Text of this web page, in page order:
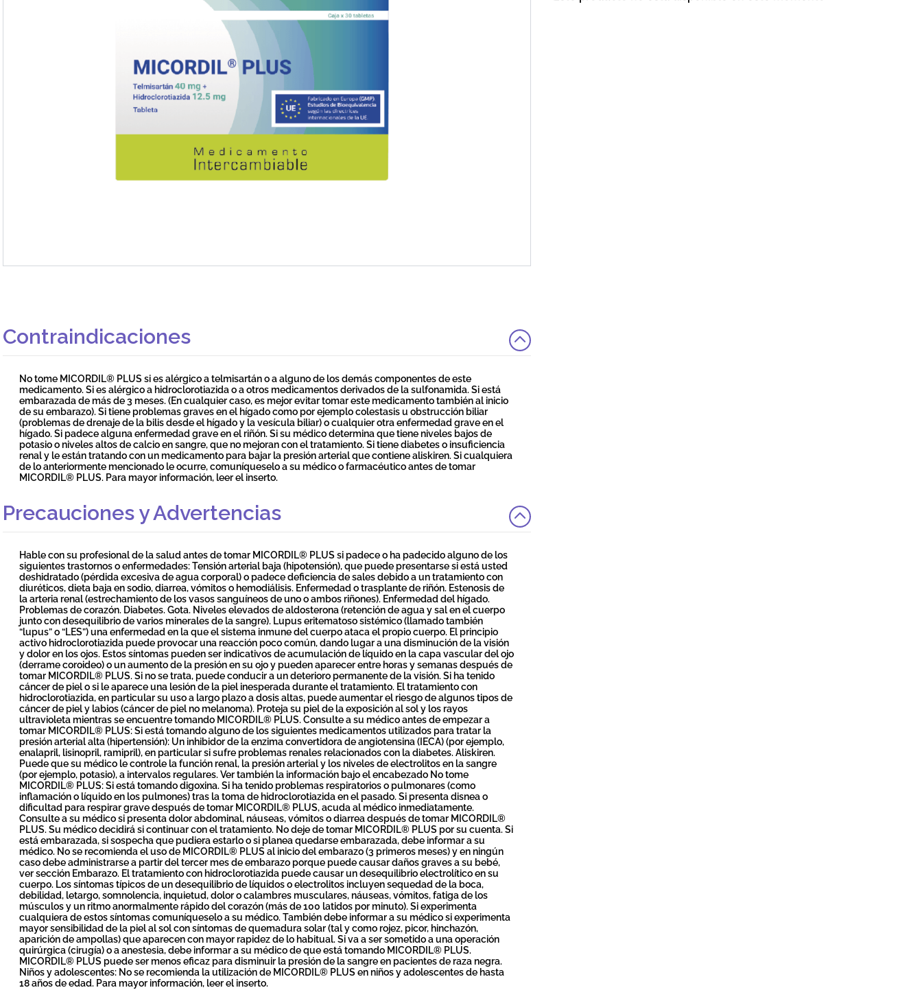
Contraindicaciones
No tome MICORDIL® PLUS si es alérgico a telmisartán o a alguno de los demás componentes de este
medicamento. Si es alérgico a hidroclorotiazida o a otros medicamentos derivados de la sulfonamida. Si está
embarazada de más de 3 meses. (En cualquier caso, es mejor evitar tomar este medicamento también al inicio
de su embarazo). Si tiene problemas graves en el hígado como por ejemplo colestasis u obstrucción biliar
(problemas de drenaje de la bilis desde el hígado y la vesícula biliar) o cualquier otra enfermedad grave en el
hígado. Si padece alguna enfermedad grave en el riñón. Si su médico determina que tiene niveles bajos de
potasio o niveles altos de calcio en sangre, que no mejoran con el tratamiento. Si tiene diabetes o insuficiencia
renal y le están tratando con un medicamento para bajar la presión arterial que contiene aliskiren. Si cualquiera
de lo anteriormente mencionado le ocurre, comuníqueselo a su médico o farmacéutico antes de tomar
MICORDIL® PLUS. Para mayor información, leer el inserto.
Precauciones y Advertencias
Hable con su profesional de la salud antes de tomar MICORDIL® PLUS si padece o ha padecido alguno de los
siguientes trastornos o enfermedades: Tensión arterial baja (hipotensión), que puede presentarse si está usted
deshidratado (pérdida excesiva de agua corporal) o padece deficiencia de sales debido a un tratamiento con
diuréticos, dieta baja en sodio, diarrea, vómitos o hemodiálisis. Enfermedad o trasplante de riñón. Estenosis de
la arteria renal (estrechamiento de los vasos sanguíneos de uno o ambos riñones). Enfermedad del hígado.
Problemas de corazón. Diabetes. Gota. Niveles elevados de aldosterona (retención de agua y sal en el cuerpo
junto con desequilibrio de varios minerales de la sangre). Lupus eritematoso sistémico (llamado también
“lupus” o “LES”) una enfermedad en la que el sistema inmune del cuerpo ataca el propio cuerpo. El principio
activo hidroclorotiazida puede provocar una reacción poco común, dando lugar a una disminución de la visión
y dolor en los ojos. Estos síntomas pueden ser indicativos de acumulación de líquido en la capa vascular del ojo
(derrame coroideo) o un aumento de la presión en su ojo y pueden aparecer entre horas y semanas después de
tomar MICORDIL® PLUS. Si no se trata, puede conducir a un deterioro permanente de la visión. Si ha tenido
cáncer de piel o si le aparece una lesión de la piel inesperada durante el tratamiento. El tratamiento con
hidroclorotiazida, en particular su uso a largo plazo a dosis altas, puede aumentar el riesgo de algunos tipos de
cáncer de piel y labios (cáncer de piel no melanoma). Proteja su piel de la exposición al sol y los rayos
ultravioleta mientras se encuentre tomando MICORDIL® PLUS. Consulte a su médico antes de empezar a
tomar MICORDIL® PLUS: Si está tomando alguno de los siguientes medicamentos utilizados para tratar la
presión arterial alta (hipertensión): Un inhibidor de la enzima convertidora de angiotensina (IECA) (por ejemplo,
enalapril, lisinopril, ramipril), en particular si sufre problemas renales relacionados con la diabetes. Aliskiren.
Puede que su médico le controle la función renal, la presión arterial y los niveles de electrolitos en la sangre
(por ejemplo, potasio), a intervalos regulares. Ver también la información bajo el encabezado No tome
MICORDIL® PLUS: Si está tomando digoxina. Si ha tenido problemas respiratorios o pulmonares (como
inflamación o líquido en los pulmones) tras la toma de hidroclorotiazida en el pasado. Si presenta disnea o
dificultad para respirar grave después de tomar MICORDIL® PLUS, acuda al médico inmediatamente.
Consulte a su médico si presenta dolor abdominal, náuseas, vómitos o diarrea después de tomar MICORDIL®
PLUS. Su médico decidirá si continuar con el tratamiento. No deje de tomar MICORDIL® PLUS por su cuenta. Si
está embarazada, si sospecha que pudiera estarlo o si planea quedarse embarazada, debe informar a su
médico. No se recomienda el uso de MICORDIL® PLUS al inicio del embarazo (3 primeros meses) y en ningún
caso debe administrarse a partir del tercer mes de embarazo porque puede causar daños graves a su bebé,
ver sección Embarazo. El tratamiento con hidroclorotiazida puede causar un desequilibrio electrolítico en su
cuerpo. Los síntomas típicos de un desequilibrio de líquidos o electrolitos incluyen sequedad de la boca,
debilidad, letargo, somnolencia, inquietud, dolor o calambres musculares, náuseas, vómitos, fatiga de los
músculos y un ritmo anormalmente rápido del corazón (más de 100 latidos por minuto). Si experimenta
cualquiera de estos síntomas comuníqueselo a su médico. También debe informar a su médico si experimenta
mayor sensibilidad de la piel al sol con síntomas de quemadura solar (tal y como rojez, picor, hinchazón,
aparición de ampollas) que aparecen con mayor rapidez de lo habitual. Si va a ser sometido a una operación
quirúrgica (cirugía) o a anestesia, debe informar a su médico de que está tomando MICORDIL® PLUS.
MICORDIL® PLUS puede ser menos eficaz para disminuir la presión de la sangre en pacientes de raza negra.
Niños y adolescentes: No se recomienda la utilización de MICORDIL® PLUS en niños y adolescentes de hasta
18 años de edad. Para mayor información, leer el inserto.